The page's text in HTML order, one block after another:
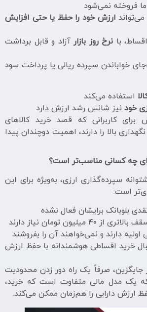
فروخته نمی‌شود
می‌تواند ارزش خود را حفظ یا حتی افزایش
با نرخ روز بازار آزاد و قابل برداشت
خواباندن سپرده ریالی یا پرداخت سود
استفاده می‌کند
خود نیز شانس رشد ارزش دارد
کاربرانی که قصد خرید کالاهای
بالا را دارند، اهمیت دوچندان پیدا
چه کسانی مناسب‌تر است؟
سپرده‌گذاری ارزی، به‌ویژه برای این
است:
بلوبانک برایشان فعال نشده
میلیون تومان نیاز دارند
اولیه دارند و نمی‌خواهند آن را بفروشند
خرید اقساطی هوشمندانه با حفظ ارزش
صرفاً یک راه دور زدن محدودیت
یک مدل مالی متفاوت است که خرید،
ارزش دارایی را هم‌زمان ممکن می‌کند.